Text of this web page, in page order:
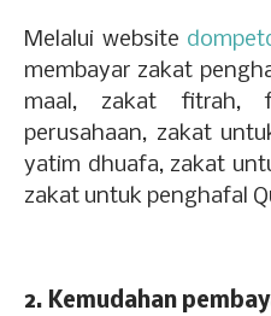
Melalui website
membayar zakat
maal, zakat fitrah,
perusahaan, zakat
yatim dhuafa, zakat
zakat untuk penghafal
2. Kemudahan